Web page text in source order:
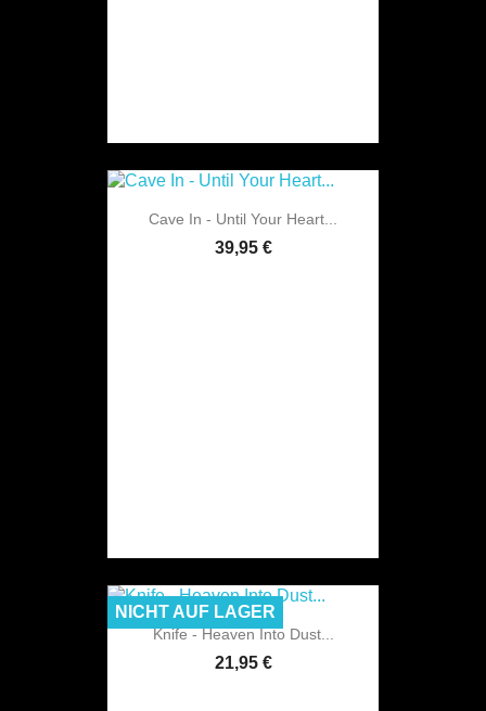
Cave In - Until Your Heart...
39,95 €
Knife - Heaven Into Dust...
21,95 €
NICHT AUF LAGER